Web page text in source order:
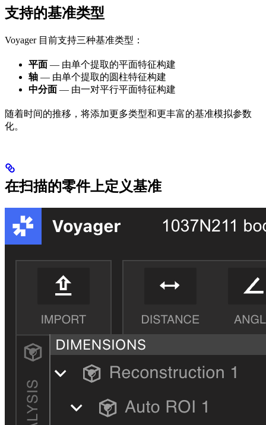
支持的基准类型
Voyager 目前支持三种基准类型：
平面 — 由单个提取的平面特征构建
轴 — 由单个提取的圆柱特征构建
中分面 — 由一对平行平面特征构建
随着时间的推移，将添加更多类型和更丰富的基准模拟参数
化。
在扫描的零件上定义基准